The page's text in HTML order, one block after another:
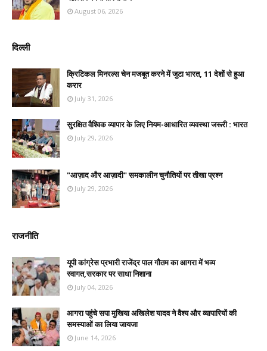
August 06, 2026
दिल्ली
क्रिटिकल मिनरल्स चेन मजबूत करने में जुटा भारत, 11 देशों से हुआ
करार
July 31, 2026
सुरक्षित वैश्विक व्यापार के लिए नियम-आधारित व्यवस्था जरूरी : भारत
July 29, 2026
"आज़ाद और आज़ादी" समकालीन चुनौतियों पर तीखा प्रश्न
July 29, 2026
राजनीति
यूपी कांग्रेस प्रभारी राजेंद्र पाल गौतम का आगरा में भव्य
स्वागत,सरकार पर साधा निशाना
July 04, 2026
आगरा पहुंचे सपा मुखिया अखिलेश यादव ने वैश्य और व्यापारियों की
समस्याओं का लिया जायजा
June 14, 2026